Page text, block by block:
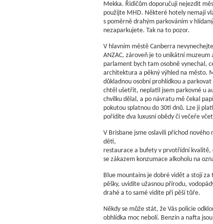
Mekka. Řidičům doporučuji nejezdit
použijte MHD. Některé hotely nemají
s poměrně drahým parkováním v
nezaparkujete. Tak na to pozor.
V hlavním městě Canberra
ANZAC, zároveň je to unikátní muzeum
parlament bych tam osobně vynechal,
architektura a pěkný výhled na město.
důkladnou osobní prohlídkou a
chtěl ušetřit, neplatil jsem parkovné u
chvilku dělal, a po návratu mě čekal
pokutou splatnou do 30ti dnů. Lze ji
pořídíte dva luxusní obědy či večeře
V Brisbane jsme oslavili příchod
děti,
restaurace a bufety v prvotřídní kvalitě,
se zákazem konzumace alkoholu na
Blue mountains je dobré vidět a stojí
pěšky, uvidíte užasnou přírodu,
drahé a to samé vidíte při pěší tůře.
Někdy se může stát, že Vás policie
obhlídka moc nebolí. Benzín a nafta